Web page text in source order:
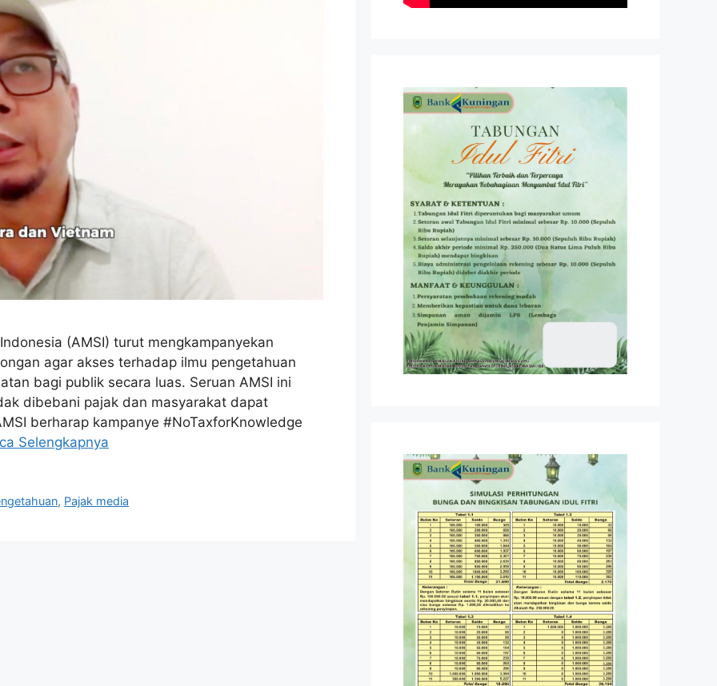
(AMSI) turut mengkampanyekan
agar akses terhadap ilmu pengetahuan
bagi publik secara luas. Seruan AMSI ini
dibebani pajak dan masyarakat dapat
berharap kampanye #NoTaxforKnowledge
Selengkapnya
, Pajak media